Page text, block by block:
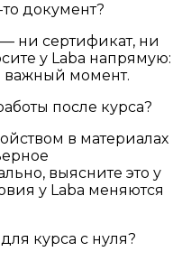
документ?
ни сертификат, ни
у Laba напрямую:
важный момент.
после курса?
в материалах
выясните это у
у Laba меняются
курса с нуля?